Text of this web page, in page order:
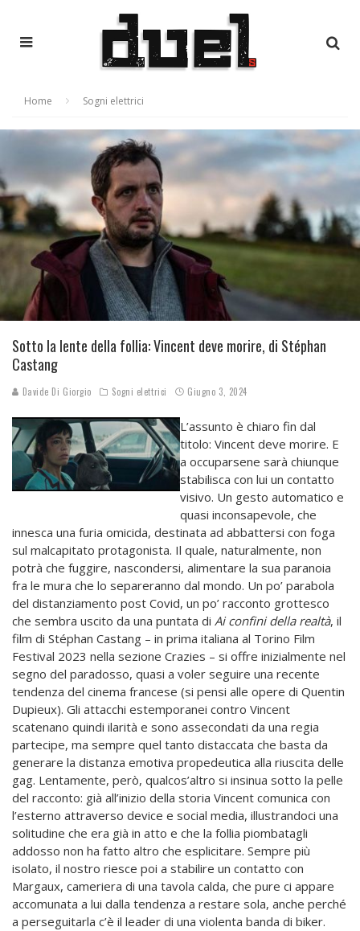
Home Sogni elettrici
Sotto la lente della follia: Vincent deve morire, di Stéphan
Castang
Davide Di Giorgio Sogni elettrici Giugno 3, 2024
L’assunto è chiaro fin dal
titolo: Vincent deve morire. E
a occuparsene sarà chiunque
stabilisca con lui un contatto
visivo. Un gesto automatico e
quasi inconsapevole, che
innesca una furia omicida, destinata ad abbattersi con foga
sul malcapitato protagonista. Il quale, naturalmente, non
potrà che fuggire, nascondersi, alimentare la sua paranoia
fra le mura che lo separeranno dal mondo. Un po’ parabola
del distanziamento post Covid, un po’ racconto grottesco
che sembra uscito da una puntata di Ai confini della realtà, il
film di Stéphan Castang – in prima italiana al Torino Film
Festival 2023 nella sezione Crazies – si offre inizialmente nel
segno del paradosso, quasi a voler seguire una recente
tendenza del cinema francese (si pensi alle opere di Quentin
Dupieux). Gli attacchi estemporanei contro Vincent
scatenano quindi ilarità e sono assecondati da una regia
partecipe, ma sempre quel tanto distaccata che basta da
generare la distanza emotiva propedeutica alla riuscita delle
gag. Lentamente, però, qualcos’altro si insinua sotto la pelle
del racconto: già all’inizio della storia Vincent comunica con
l’esterno attraverso device e social media, illustrandoci una
solitudine che era già in atto e che la follia piombatagli
addosso non ha fatto altro che esplicitare. Sempre più
isolato, il nostro riesce poi a stabilire un contatto con
Margaux, cameriera di una tavola calda, che pure ci appare
accomunata a lui dalla tendenza a restare sola, anche perché
a perseguitarla c’è il leader di una violenta banda di biker.